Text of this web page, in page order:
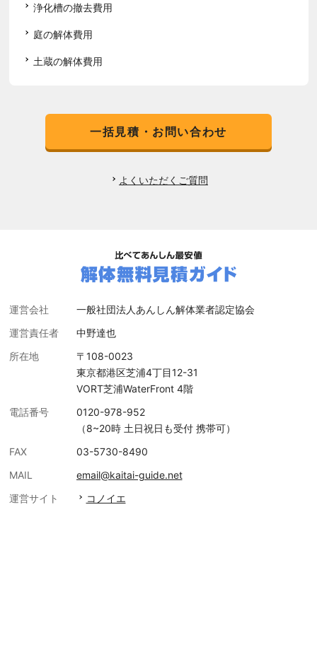
浄化槽の撤去費用
庭の解体費用
土蔵の解体費用
一括見積・お問い合わせ
よくいただくご質問
運営会社
一般社団法人あんしん解体業者認定協会
運営責任者
中野達也
所在地
〒108-0023
東京都港区芝浦4丁目12-31
VORT芝浦WaterFront 4階
電話番号
0120-978-952
（8~20時 土日祝日も受付 携帯可）
FAX
03-5730-8490
MAIL
email@kaitai-guide.net
運営サイト
コノイエ